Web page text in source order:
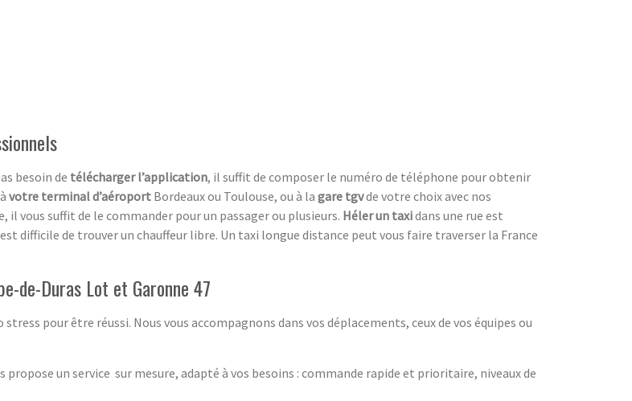
besoin de télécharger l’application, il suffit de composer le numéro de téléphone pour obtenir
votre terminal d’aéroport Bordeaux ou Toulouse, ou à la gare tgvde votre choix avec nos
il vous suffit de le commander pour un passager ou plusieurs. Héler un taxidans une rue est
difficile de trouver un chauffeur libre. Un taxi longue distance peut vous faire traverser la France
de-Duras Lot et Garonne 47
pour être réussi. Nous vous accompagnons dans vos déplacements, ceux de vos équipes ou
un service sur mesure, adapté à vos besoins : commande rapide et prioritaire, niveaux de